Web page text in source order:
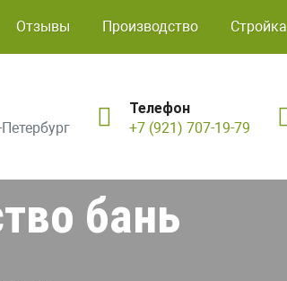
Отзывы Производство Стройка
Телефон
+7 (921) 707-19-79
бань